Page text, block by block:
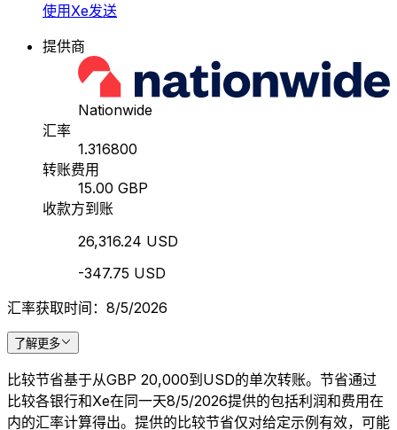
使用Xe发送
提供商
Nationwide
汇率
1.316800
转账费用
15.00 GBP
收款方到账
26,316.24 USD
-347.75 USD
汇率获取时间：8/5/2026
了解更多
比较节省基于从GBP 20,000到USD的单次转账。节省通过
比较各银行和Xe在同一天8/5/2026提供的包括利润和费用在
内的汇率计算得出。提供的比较节省仅对给定示例有效，可能